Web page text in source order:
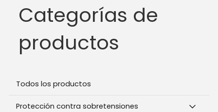
Categorías de
productos
Todos los productos
Protección contra sobretensiones